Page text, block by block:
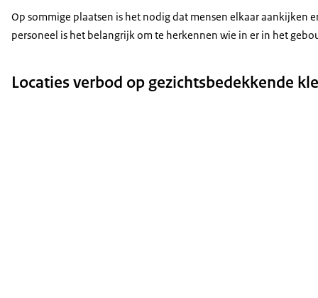
Op sommige plaatsen is het nodig dat mensen elkaar aankijken
personeel is het belangrijk om te herkennen wie in er in het
Locaties verbod op gezichtsbedekkende